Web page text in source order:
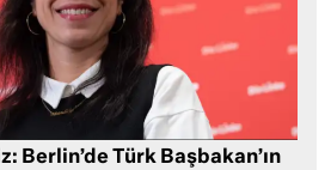
Berlin’de Türk Başbakan’ın